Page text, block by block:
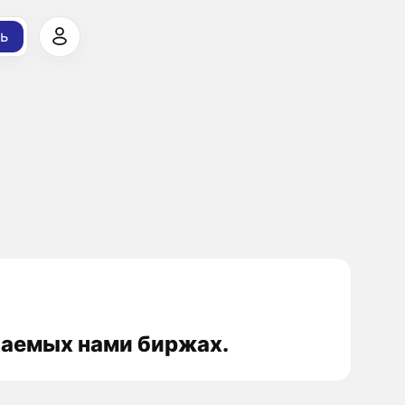
нами биржах.